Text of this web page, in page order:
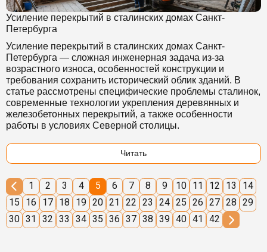
Усиление перекрытий в сталинских домах Санкт-
Петербурга
Усиление перекрытий в сталинских домах Санкт-
Петербурга — сложная инженерная задача из-за
возрастного износа, особенностей конструкции и
требования сохранить исторический облик зданий. В
статье рассмотрены специфические проблемы сталинок,
современные технологии укрепления деревянных и
железобетонных перекрытий, а также особенности
работы в условиях Северной столицы.
Читать
1 2 3 4 5 6 7 8 9 10 11 12 13
14
15
16 17 18 19 20 21 22 23 24 25 26 27 28 29
30 31 32 33 34 35 36 37 38 39 40 41 42